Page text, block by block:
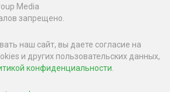
Media
запрещено.
наш сайт, вы даете согласие на
и других пользовательских данных,
конфиденциальности